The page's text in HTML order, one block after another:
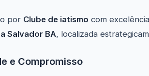
por Clube de iatismo com
Salvador BA, localizada
e Compromisso